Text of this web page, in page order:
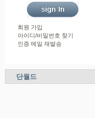
회원 가입
아이디/비밀번호 찾기
인증 메일 재발송
단월드